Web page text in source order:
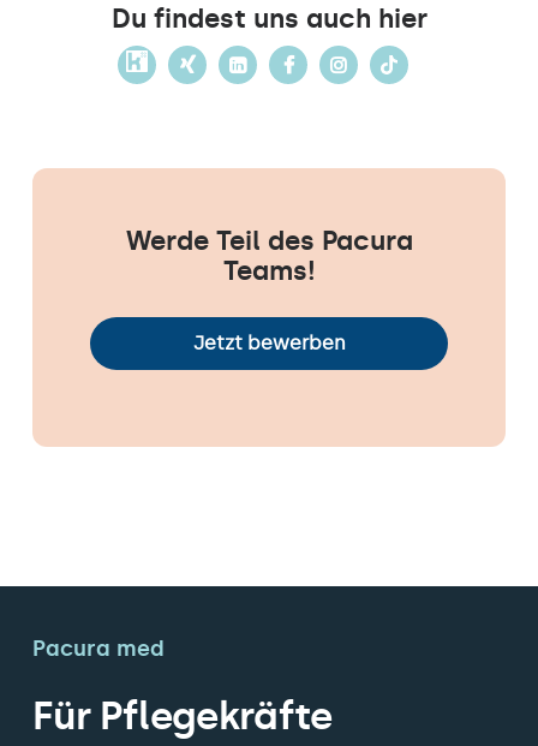
Du findest uns auch hier
Werde Teil des Pacura
Teams!
Jetzt bewerben
Pacura med
Für Pflegekräfte